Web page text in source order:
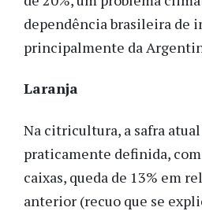
dependência brasileira de
principalmente da
Laranja
Na citricultura, a safra atual
praticamente definida,
caixas, queda de 13% em
anterior (recuo que se